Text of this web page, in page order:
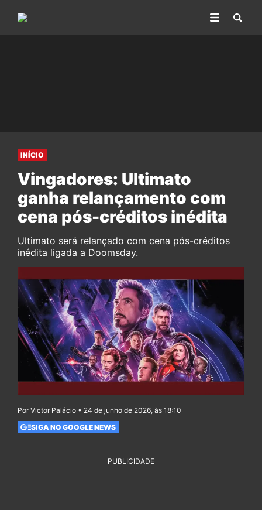
INÍCIO
Vingadores: Ultimato
ganha relançamento com
cena pós-créditos inédita
Ultimato será relançado com cena pós-créditos
inédita ligada a Doomsday.
Por Victor Palácio • 24 de junho de 2026, às 18:10
SIGA NO GOOGLE NEWS
PUBLICIDADE